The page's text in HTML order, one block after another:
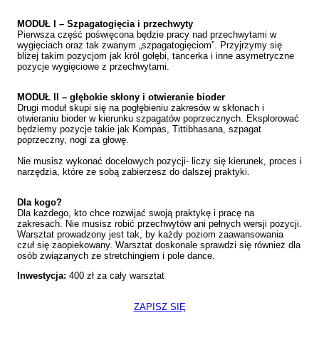
MODUŁ I – Szpagatogięcia i przechwyty
Pierwsza część poświęcona będzie pracy nad przechwytami w
wygięciach oraz tak zwanym „szpagatogięciom”. Przyjrzymy się
bliżej takim pozycjom jak król gołębi, tancerka i inne asymetryczne
pozycje wygięciowe z przechwytami.
MODUŁ II – głębokie skłony i otwieranie bioder
Drugi moduł skupi się na pogłębieniu zakresów w skłonach i
otwieraniu bioder w kierunku szpagatów poprzecznych. Eksplorować
będziemy pozycje takie jak Kompas, Tittibhasana, szpagat
poprzeczny, nogi za głowę.
Nie musisz wykonać docelowych pozycji- liczy się kierunek, proces i
narzędzia, które ze sobą zabierzesz do dalszej praktyki.
Dla kogo?
Dla każdego, kto chce rozwijać swoją praktykę i pracę na
zakresach. Nie musisz robić przechwytów ani pełnych wersji pozycji.
Warsztat prowadzony jest tak, by każdy poziom zaawansowania
czuł się zaopiekowany. Warsztat doskonale sprawdzi się również dla
osób związanych ze stretchingiem i pole dance.
Inwestycja: 400 zł za cały warsztat
ZAPISZ SIĘ